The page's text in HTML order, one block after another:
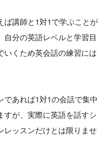
ば講師と1対1で学ぶことが
分の英語レベルと学習目
いくため英会話の練習には
であれば1対1の会話で集中
すが、実際に英語を話すシ
レッスンだけとは限りませ